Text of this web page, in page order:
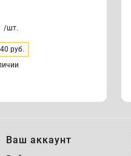
/шт.
руб.
Ваш аккаунт